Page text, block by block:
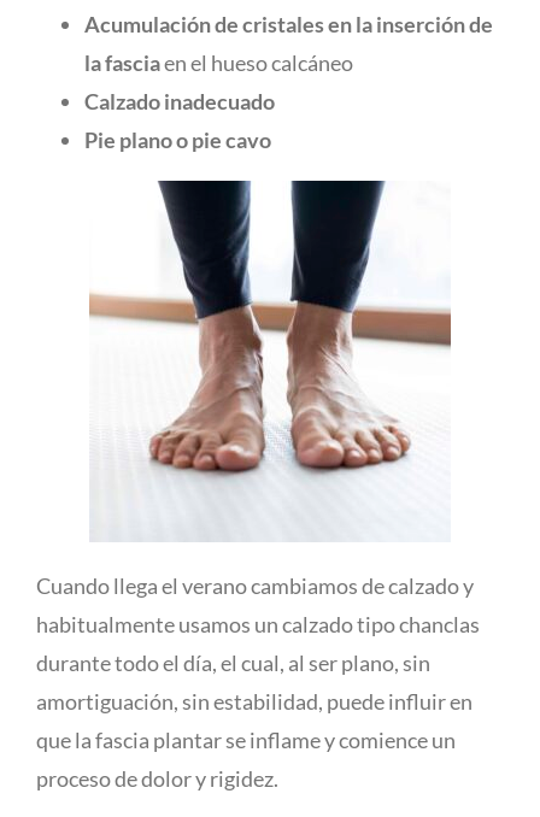
Acumulación de cristales en la inserción de
la fasciaen el hueso calcáneo
Calzado inadecuado
Pie plano o pie cavo
Cuando llega el verano cambiamos de calzado y
habitualmente usamos un calzado tipo chanclas
durante todo el día, el cual, al ser plano, sin
amortiguación, sin estabilidad, puede influir en
que la fascia plantar se inflame y comience un
proceso de dolor y rigidez.